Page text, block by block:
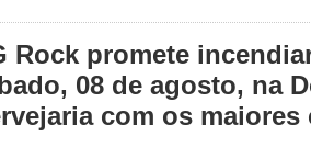
Rock promete
08 de agosto, na
com os